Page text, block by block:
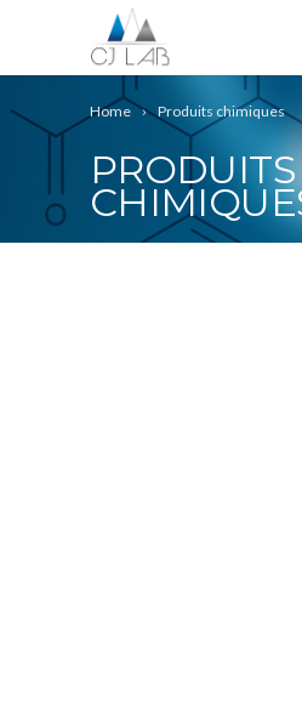
Home Produits chimiques
PRODUITS